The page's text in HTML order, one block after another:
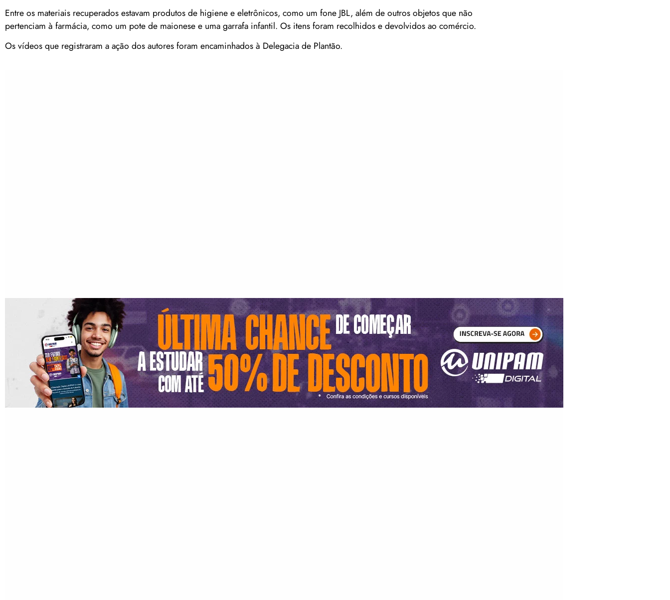
Entre os materiais recuperados estavam produtos de higiene e eletrônicos, como um fone JBL, além de outros objetos que não
pertenciam à farmácia, como um pote de maionese e uma garrafa infantil. Os itens foram recolhidos e devolvidos ao comércio.
Os vídeos que registraram a ação dos autores foram encaminhados à Delegacia de Plantão.